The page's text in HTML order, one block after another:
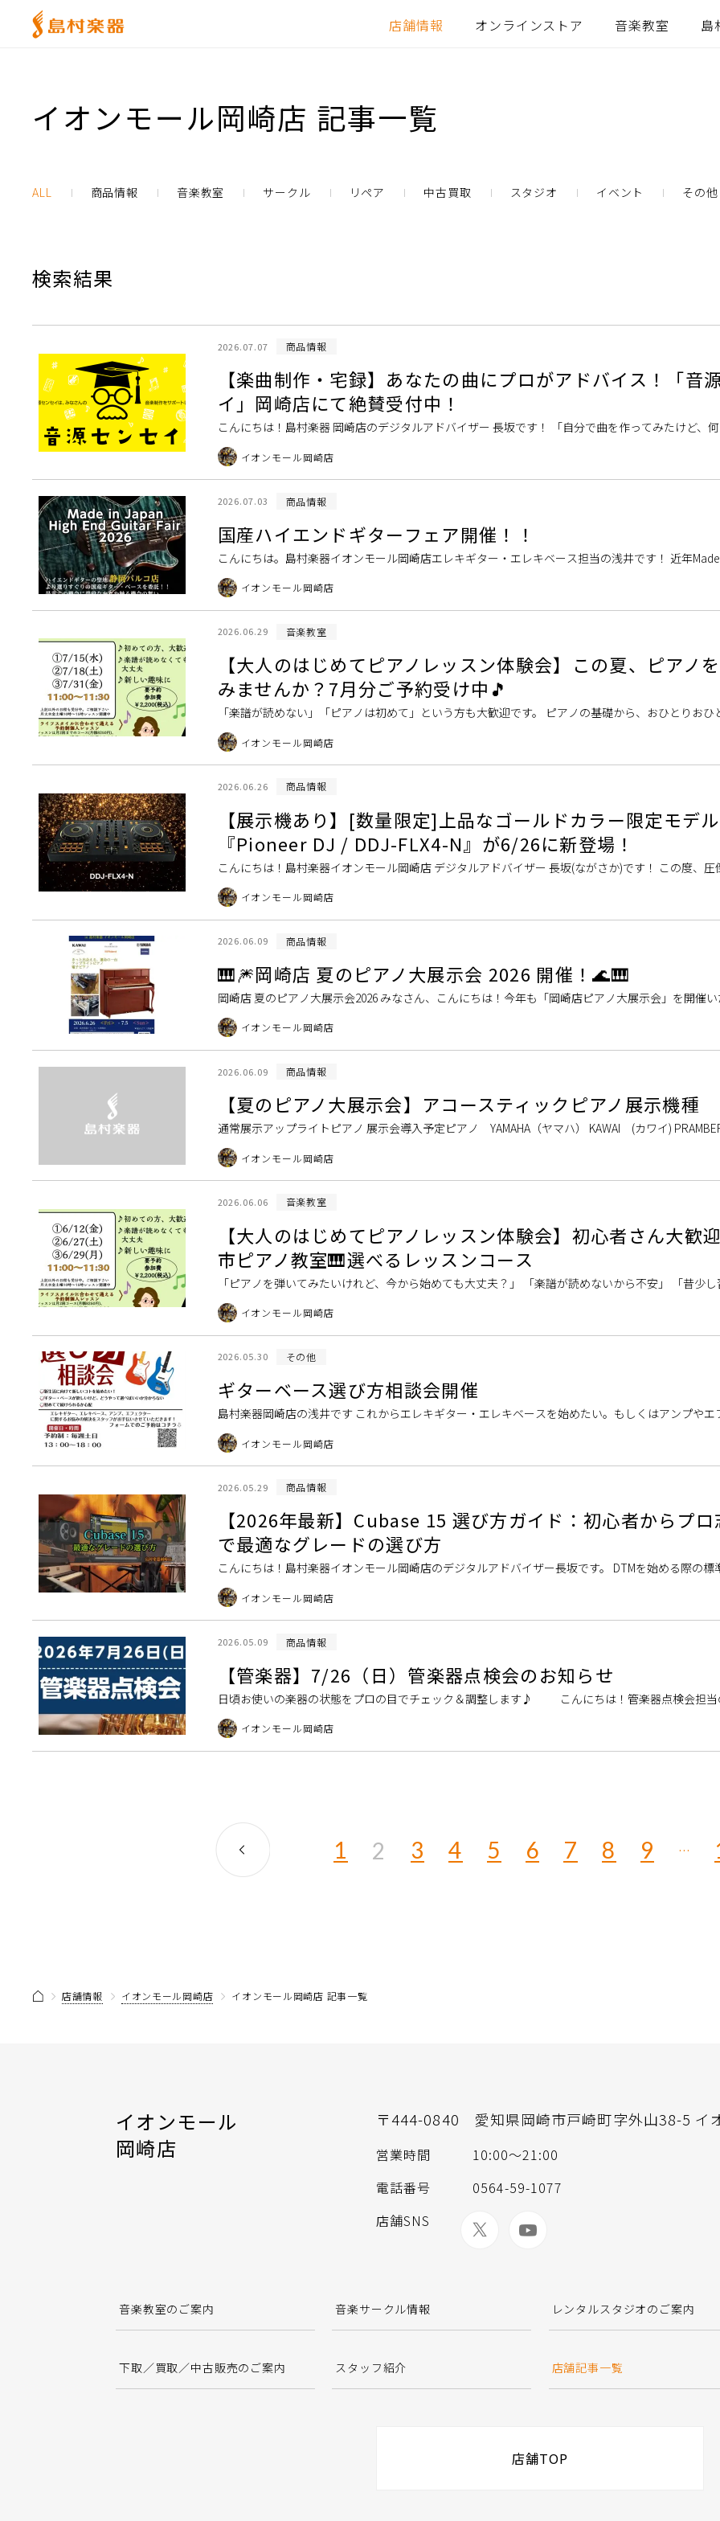
店舗情報 オンラインストア 音楽教室 島
イオンモール岡崎店 記事一覧
ALL 商品情報 音楽教室 サークル リペア 中古買取 スタジオ イベント その他
検索結果
2026.07.07 商品情報
【楽曲制作・宅録】あなたの曲にプロがアドバイス！「音
イ」岡崎店にて絶賛受付中！
こんにちは！島村楽器 岡崎店のデジタルアドバイザー 長坂です！ 「自分で曲を作ってみたけど、
い…」「ミックスのやり方がこれで合っているか不安」「誰かに客観的なアドバイスをしてほしい！
お悩みをお持ちの […]
イオンモール岡崎店
2026.07.03 商品情報
国産ハイエンドギターフェア開催！！
こんにちは。島村楽器イオンモール岡崎店エレキギター・エレキベース担当の浅井です！ 近年
ハイエンドギターやベースが世界的に評価されております。 ただ、まだまだ岡崎店では触れる事の
のが多 […]
イオンモール岡崎店
2026.06.29 音楽教室
【大人のはじめてピアノレッスン体験会】この夏、ピアノ
みませんか？7月分ご予約受け中🎵
「楽譜が読めない」「ピアノは初めて」という方も大歓迎です。 ピアノの基礎から、おひとりおひ
スに合わせて丁寧にレッスンいたします。 楽譜が読めなくても、楽器に触れるのが初めてでも安心
いただけます。 「昔 […]
イオンモール岡崎店
2026.06.26 商品情報
【展示機あり】[数量限定]上品なゴールドカラー限定モデル
『Pioneer DJ / DDJ-FLX4-N』が6/26に新登場！
こんにちは！島村楽器イオンモール岡崎店 デジタルアドバイザー 長坂(ながさか)です！ この度、圧
を誇る2チャンネルDJコントローラー「DDJ-FLX4」に、待望の数量限定ゴールド仕様モデル「DDJ-
イオンモール岡崎店
2026.06.09 商品情報
🎹🎆岡崎店 夏のピアノ大展示会 2026 開催！🌊🎹
岡崎店 夏のピアノ大展示会2026 みなさん、こんにちは！今年も「岡崎店ピアノ大展示会」を開催
新品から中古まで豊富なラインナップの《アップライトピアノ》を取り揃えました！🎵 今年中にピ
入をお考えの […]
イオンモール岡崎店
2026.06.09 商品情報
【夏のピアノ大展示会】アコースティックピアノ展示機種
通常展示アップライトピアノ 展示会導入予定ピアノ YAMAHA（ヤマハ） KAWAI (カワイ)
レンバーガー） WILH.STEINBERG(ウィルヘルム・スタインベルグ) ご成約特 […]
イオンモール岡崎店
2026.06.06 音楽教室
【大人のはじめてピアノレッスン体験会】初心者さん大歓
市ピアノ教室🎹選べるレッスンコース
「ピアノを弾いてみたいけれど、今から始めても大丈夫？」 「楽譜が読めないから不安」 「昔少
ど、忘れてしまった」 そんな大人の方のための体験会です。 ピアノは何歳からでも始められる趣味
動かし、音楽を楽 […]
イオンモール岡崎店
2026.05.30 その他
ギターベース選び方相談会開催
島村楽器岡崎店の浅井です これからエレキギター・エレキベースを始めたい。もしくはアンプやエ
の選び方が分からない！！ そういった方々の商品選びのサポートをさせて頂きます！！ ご予約方法
っております。お […]
イオンモール岡崎店
2026.05.29 商品情報
【2026年最新】Cubase 15 選び方ガイド：初心者からプロ
で最適なグレードの選び方
こんにちは！島村楽器イオンモール岡崎店のデジタルアドバイザー長坂です。 DTMを始める際の標
して圧倒的な人気を誇る「Cubase」。Cubaseには、無料の付属版からプロ仕様の最上位モデルまで
グレード […]
イオンモール岡崎店
2026.05.09 商品情報
【管楽器】7/26（日）管楽器点検会のお知らせ
日頃お使いの楽器の状態をプロの目でチェック＆調整します♪ こんにちは！管楽器点検会担当
す。 管楽器プレイヤーの皆様、お使いの楽器は定期的にメンテナンスされてますか？ 管楽器は定期
（約半年ごと）を行う […]
イオンモール岡崎店
1 2 3 4 5 6 7 8 9 …
店舗情報 イオンモール岡崎店 イオンモール岡崎店 記事一覧
イオンモール
岡崎店
〒444-0840 愛知県岡崎市戸崎町字外山38-5 イ
営業時間
10:00〜21:00
電話番号
0564-59-1077
店舗SNS
音楽教室のご案内 音楽サークル情報 レンタルスタジオのご案内
下取／買取／中古販売のご案内 スタッフ紹介 店舗記事一覧
店舗TOP